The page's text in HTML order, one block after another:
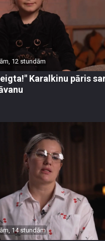
12 stundām
Karalkinu pāris
14 stundām